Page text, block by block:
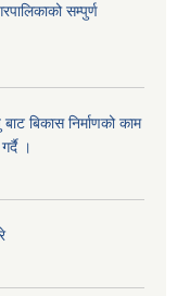
सम्पुर्ण
बिकास निर्माणको काम
।